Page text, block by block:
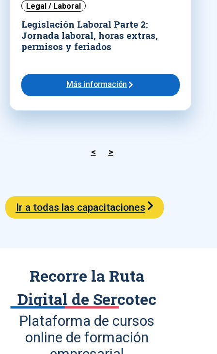
Legal / Laboral
Legislación Laboral Parte 2:
Jornada laboral, horas extras,
permisos y feriados
Más información
< >
Ir a todas las capacitaciones
Recorre la Ruta
Digital de Sercotec
Plataforma de cursos
online de formación